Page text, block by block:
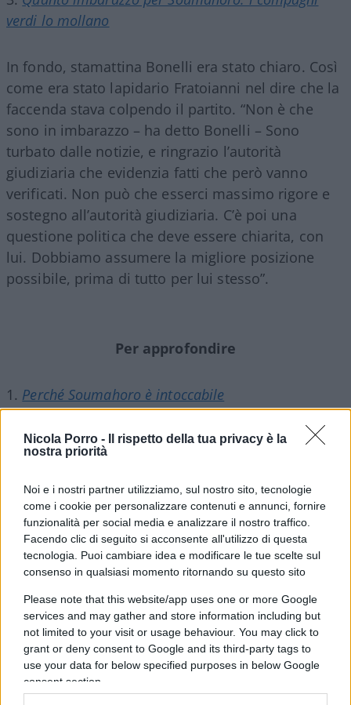
Nicola Porro -
Il rispetto della tua privacy è la
nostra priorità
Noi e i nostri partner utilizziamo, sul nostro sito, tecnologie
come i cookie per personalizzare contenuti e annunci, fornire
funzionalità per social media e analizzare il nostro traffico.
Facendo clic di seguito si acconsente all'utilizzo di questa
tecnologia. Puoi cambiare idea e modificare le tue scelte sul
consenso in qualsiasi momento ritornando su questo sito
Please note that this website/app uses one or more Google
services and may gather and store information including but
not limited to your visit or usage behaviour. You may click to
grant or deny consent to Google and its third-party tags to
use your data for below specified purposes in below Google
consent section.
verdi lo mollano
In fondo, stamattina Bonelli era stato chiaro. Così
come era stato lapidario Fratoianni nel dire che la
faccenda stava colpendo il partito. “Non è che
sono in imbarazzo – ha detto Bonelli – Sono
turbato dalle notizie, e ringrazio l’autorità
giudiziaria che evidenzia fatti che però vanno
verificati. Non può che esserci massimo rigore e
sostegno all’autorità giudiziaria. C’è poi una
questione politica che deve essere chiarita, con
lui. Dobbiamo assumere la migliore posizione
possibile, prima di tutto per lui stesso”.
Per approfondire
Perché Soumahoro è intoccabile
Soumahoro è il fallimento della sinistra
In Alleanza Verdi e Sinistra non è piaciuta la
tendenza a “non rispondere” di Soumahoro alle
accuse che gli venivano rivolte. Non tanto quelle
sulla sua famiglia, ovvero le cooperative gestite
dalla moglie e dalla suocera, ma anche e
soprattutto le testimonianze che da giorni
dei compagni dellaLega Bracciantio il capo
della Caritas locale, che addirittura invitò
Fratoianni a non candidare Soumahoro. Insomma:
ombre. Ombre che stasera il deputato cercherà di
dissipare nell’intervista che rilascerà a Corrado